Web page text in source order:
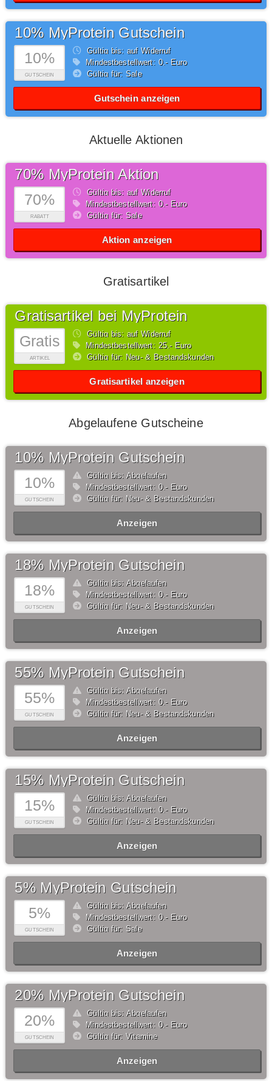
10%
GUTSCHEIN
10% MyProtein Gutschein
Gültig bis: auf Widerruf
Mindestbestellwert: 0,- Euro
Gültig für: Sale
Gutschein anzeigen
Aktuelle Aktionen
70%
RABATT
70% MyProtein Aktion
Gültig bis: auf Widerruf
Mindestbestellwert: 0,- Euro
Gültig für: Sale
Aktion anzeigen
Gratisartikel
Gratis
ARTIKEL
Gratisartikel bei MyProtein
Gültig bis: auf Widerruf
Mindestbestellwert: 25,- Euro
Gültig für: Neu- & Bestandskunden
Gratisartikel anzeigen
Abgelaufene Gutscheine
10%
GUTSCHEIN
10% MyProtein Gutschein
Gültig bis: Abgelaufen
Mindestbestellwert: 0,- Euro
Gültig für: Neu- & Bestandskunden
Anzeigen
18%
GUTSCHEIN
18% MyProtein Gutschein
Gültig bis: Abgelaufen
Mindestbestellwert: 0,- Euro
Gültig für: Neu- & Bestandskunden
Anzeigen
55%
GUTSCHEIN
55% MyProtein Gutschein
Gültig bis: Abgelaufen
Mindestbestellwert: 0,- Euro
Gültig für: Neu- & Bestandskunden
Anzeigen
15%
GUTSCHEIN
15% MyProtein Gutschein
Gültig bis: Abgelaufen
Mindestbestellwert: 0,- Euro
Gültig für: Neu- & Bestandskunden
Anzeigen
5%
GUTSCHEIN
5% MyProtein Gutschein
Gültig bis: Abgelaufen
Mindestbestellwert: 0,- Euro
Gültig für: Sale
Anzeigen
20%
GUTSCHEIN
20% MyProtein Gutschein
Gültig bis: Abgelaufen
Mindestbestellwert: 0,- Euro
Gültig für: Vitamine
Anzeigen